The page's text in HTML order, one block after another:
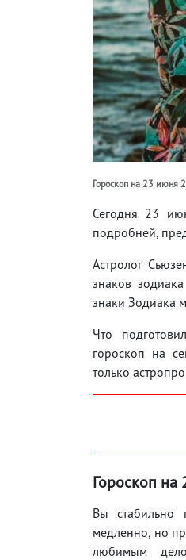
Гороскоп на 23 июня
Сегодня 23
подробней,
Астролог
знаков
знаки Зодиака
Что
гороскоп на
только
Гороскоп
Вы стабильно
медленно, но
любимым